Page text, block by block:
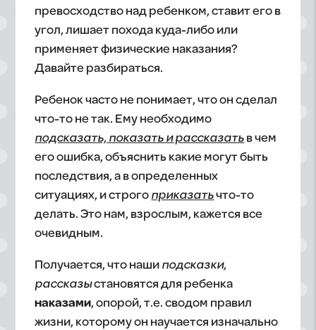
превосходство над ребенком, ставит его в
угол, лишает похода куда-либо или
применяет физические наказания?
Давайте разбираться.
Ребенок часто не понимает, что он сделал
что-то не так. Ему необходимо
подсказать, показать и рассказать в чем
его ошибка, объяснить какие могут быть
последствия, а в определенных
ситуациях, и строго приказатьчто-то
делать. Это нам, взрослым, кажется все
очевидным.
Получается, что наши подсказки,
рассказыстановятся для ребенка
наказами, опорой, т.е. сводом правил
жизни, которому он научается изначально